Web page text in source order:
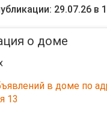
29.07.26 в
о доме
в доме по
13